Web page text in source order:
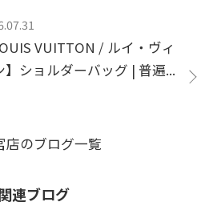
VUITTON / ルイ・ヴィ
】ショルダーバッグ | 普遍...
店のブログ一覧
連ブログ